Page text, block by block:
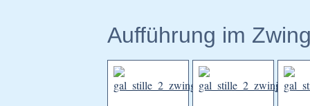
Aufführung im